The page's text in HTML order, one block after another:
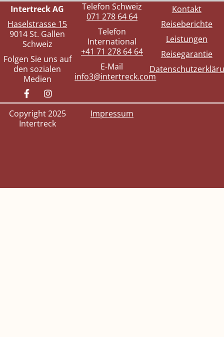
Intertreck AG
Haselstrasse 15
9014 St. Gallen
Schweiz
Folgen Sie uns auf
den sozialen
Medien
Telefon Schweiz
071 278 64 64
Telefon
International
+41 71 278 64 64
E-Mail
info3@intertreck.com
Kontakt
Reiseberichte
Leistungen
Reisegarantie
Copyright 2025
Intertreck
Impressum